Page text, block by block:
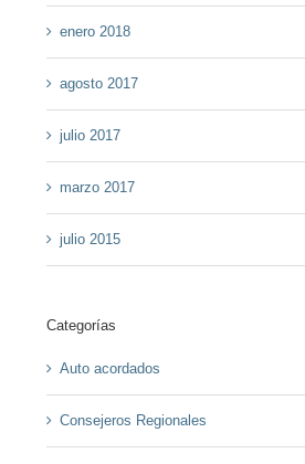
enero 2018
agosto 2017
julio 2017
marzo 2017
julio 2015
Categorías
Auto acordados
Consejeros Regionales